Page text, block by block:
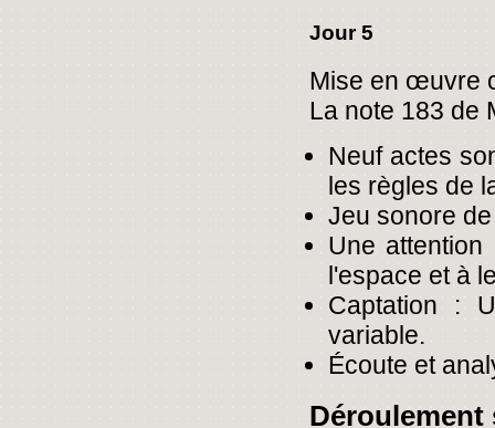
Jour 5
Mise en œuvre
La note 183 de
Neuf actes
les règles de
Jeu sonore
Une
l'espace et à
Captation :
variable.
Écoute et
Déroulement